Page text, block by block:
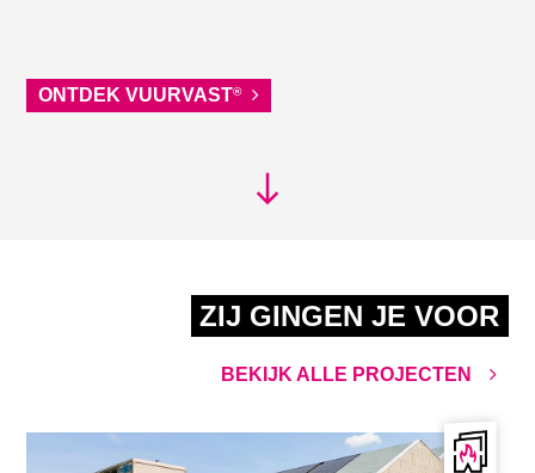
ONTDEK VUURVAST®
ZIJ GINGEN JE VOOR
BEKIJK ALLE PROJECTEN